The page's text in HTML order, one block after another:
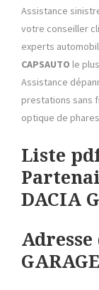
Assistance
votre conseiller
experts
CAPSAUTO le
Assistance
prestations sans
optique de
Liste
DACIA